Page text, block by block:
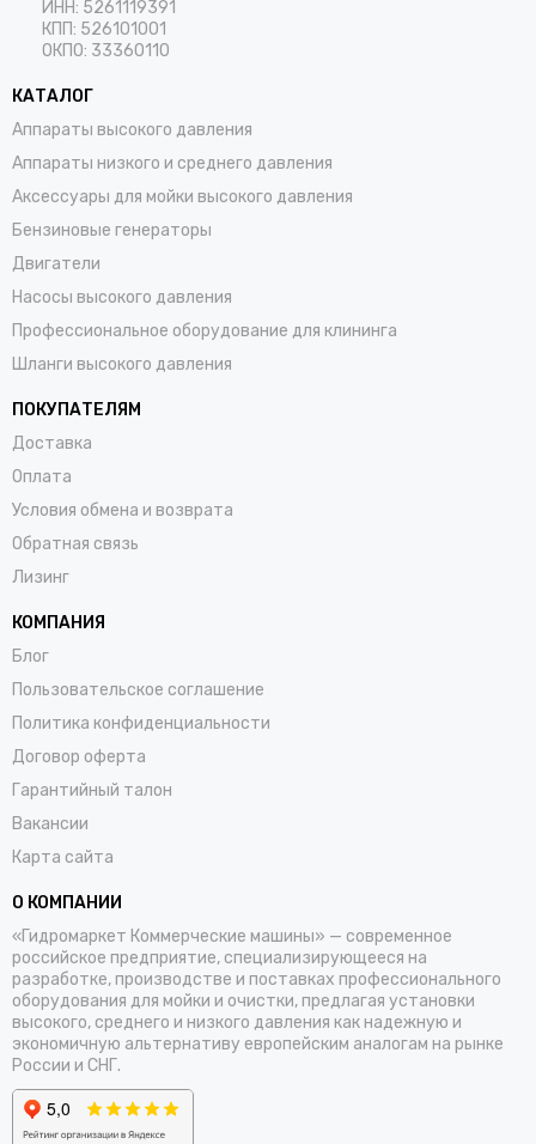
ИНН: 5261119391
КПП: 526101001
ОКПО: 33360110
КАТАЛОГ
Аппараты высокого давления
Аппараты низкого и среднего давления
Аксессуары для мойки высокого давления
Бензиновые генераторы
Двигатели
Насосы высокого давления
Профессиональное оборудование для клининга
Шланги высокого давления
ПОКУПАТЕЛЯМ
Доставка
Оплата
Условия обмена и возврата
Обратная связь
Лизинг
КОМПАНИЯ
Блог
Пользовательское соглашение
Политика конфиденциальности
Договор оферта
Гарантийный талон
Вакансии
Карта сайта
О КОМПАНИИ
«Гидромаркет Коммерческие машины» — современное
российское предприятие, специализирующееся на
разработке, производстве и поставках профессионального
оборудования для мойки и очистки, предлагая установки
высокого, среднего и низкого давления как надежную и
экономичную альтернативу европейским аналогам на рынке
России и СНГ.